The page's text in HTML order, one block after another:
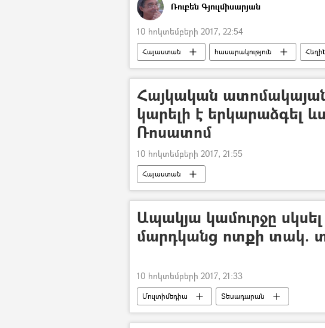
Ռուբեն Գյուլմիսարյան
10 հոկտեմբերի 2017, 22:54
Հայաստան հասարակություն
Հայկական
կարելի է երկարաձգել
Ռոսատոմ
10 հոկտեմբերի 2017, 21:55
Հայաստան
Ապակյա կամուրջը
մարդկանց ոտքի տակ.
10 հոկտեմբերի 2017, 21:33
Մուլտիմեդիա Տեսադարան